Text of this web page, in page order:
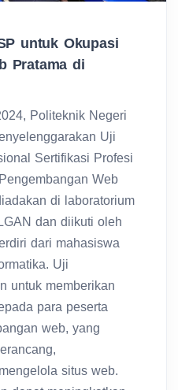
untuk Okupasi
Pratama di
Politeknik Negeri
Uji
Sertifikasi Profesi
Web
di laboratorium
dan diikuti oleh
dari mahasiswa
Uji
untuk memberikan
para peserta
web, yang
situs web.